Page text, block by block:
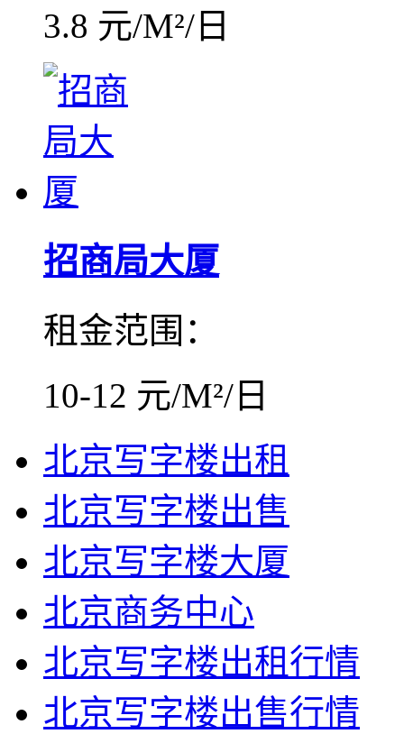
3.8 元/M²/日
招商局大厦
租金范围：
10-12 元/M²/日
北京写字楼出租
北京写字楼出售
北京写字楼大厦
北京商务中心
北京写字楼出租行情
北京写字楼出售行情